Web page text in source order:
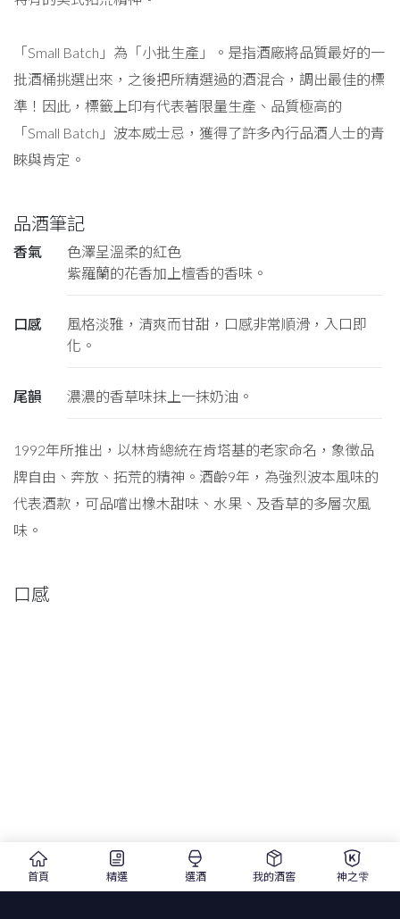
「Small Batch」為「小批生產」。是指酒廠將品質最好的一
批酒桶挑選出來，之後把所精選過的酒混合，調出最佳的標
準！因此，標籤上印有代表著限量生產、品質極高的
「Small Batch」波本威士忌，獲得了許多內行品酒人士的青
睞與肯定。
品酒筆記
香氣
色澤呈溫柔的紅色
紫羅蘭的花香加上檀香的香味。
口感
風格淡雅，清爽而甘甜，口感非常順滑，入口即
化。
尾韻 濃濃的香草味抹上一抹奶油。
1992年所推出，以林肯總統在肯塔基的老家命名，象徵品
牌自由、奔放、拓荒的精神。酒齡9年，為強烈波本風味的
代表酒款，可品嚐出橡木甜味、水果、及香草的多層次風
味。
口感
首頁 精選 選酒 我的酒窖 神之雫